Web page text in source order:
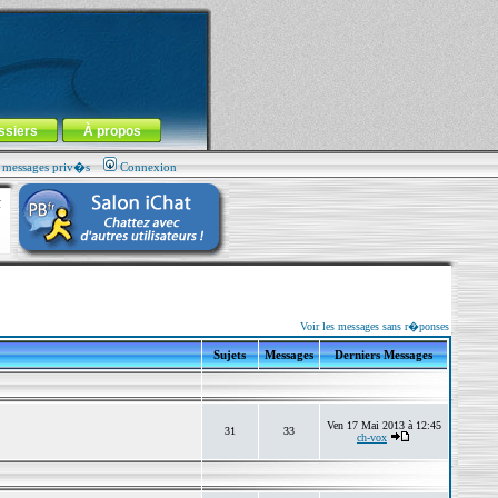
À propos
priv�s Connexion
Voir les messages sans r�ponses
Sujets Messages Derniers Messages
31 33
Ven 17 Mai 2013 à 12:45
ch-vox